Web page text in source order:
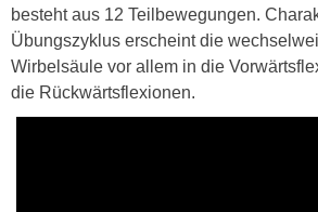
besteht aus 12 Teilbewegungen.
Übungszyklus erscheint die
Wirbelsäule vor allem in die
die Rückwärtsflexionen.